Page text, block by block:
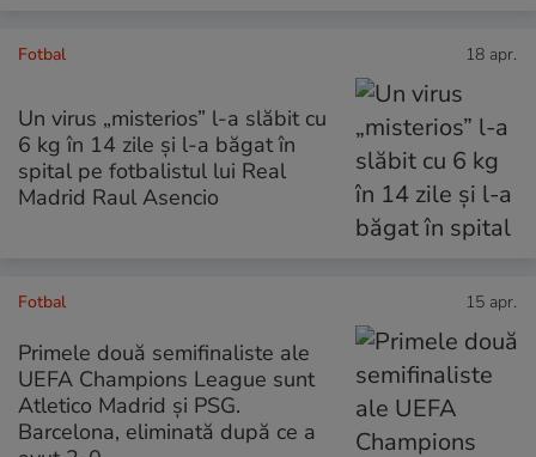
Fotbal 18 apr.
Un virus „misterios” l-a slăbit cu
6 kg în 14 zile și l-a băgat în
spital pe fotbalistul lui Real
Madrid Raul Asencio
Fotbal 15 apr.
Primele două semifinaliste ale
UEFA Champions League sunt
Atletico Madrid și PSG.
Barcelona, eliminată după ce a